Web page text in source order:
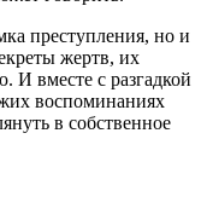
преступления, но и
жертв, их
И вместе с разгадкой
воспоминаниях
в собственное